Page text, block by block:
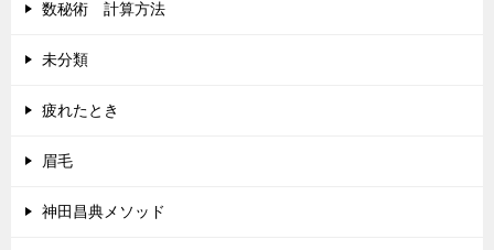
数秘術 計算方法
未分類
疲れたとき
眉毛
神田昌典メソッド